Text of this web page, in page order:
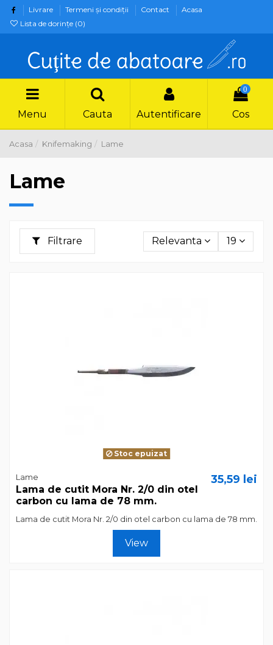
Livrare Termeni şi condiţii Contact
Acasa
Lista de dorințe (0)
Menu Cauta Autentificare
0
Cos
Acasa Knifemaking Lame
Lame
Filtrare Relevanta 19
Stoc epuizat
Lame
Lama de cutit Mora Nr. 2/0 din otel
carbon cu lama de 78 mm.
35,59 lei
Lama de cutit Mora Nr. 2/0 din otel carbon cu lama de 78 mm.
View